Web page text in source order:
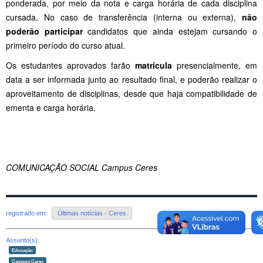
ponderada, por meio da nota e carga horária de cada disciplina
cursada. No caso de transferência (interna ou externa), não
poderão participarcandidatos que ainda estejam cursando o
primeiro período do curso atual.
Os estudantes aprovados farão matrícula presencialmente, em
data a ser informada junto ao resultado final, e poderão realizar o
aproveitamento de disciplinas, desde que haja compatibilidade de
ementa e carga horária.
COMUNICAÇÃO SOCIAL Campus Ceres
registrado em: Últimas notícias - Ceres
Assunto(s):
Educação
Campus Ceres